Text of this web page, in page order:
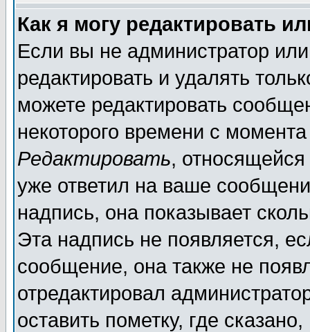
Как я могу редактировать
Если вы не администратор
редактировать и удалять
можете редактировать
некоторого времени с
Редактировать,
уже ответил на ваше
надпись, она показывает
Эта надпись не появляется,
сообщение, она также не
отредактировал
оставить пометку, где